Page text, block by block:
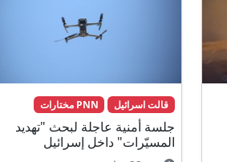
قالت اسرائيل PNN مختارات
جلسة أمنية عاجلة لبحث "تهديد
المسيّرات" داخل إسرائيل